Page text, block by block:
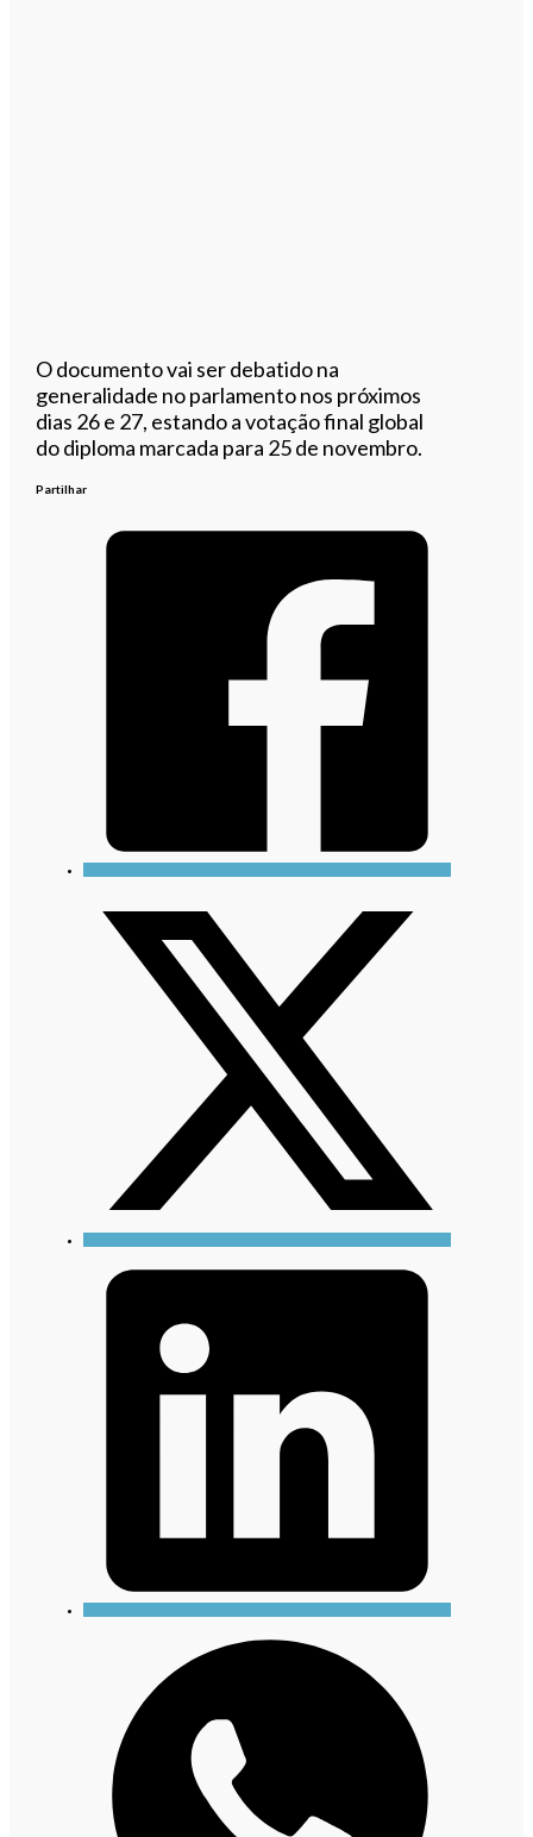
O documento vai ser debatido na
generalidade no parlamento nos próximos
dias 26 e 27, estando a votação final global
do diploma marcada para 25 de novembro.
Partilhar